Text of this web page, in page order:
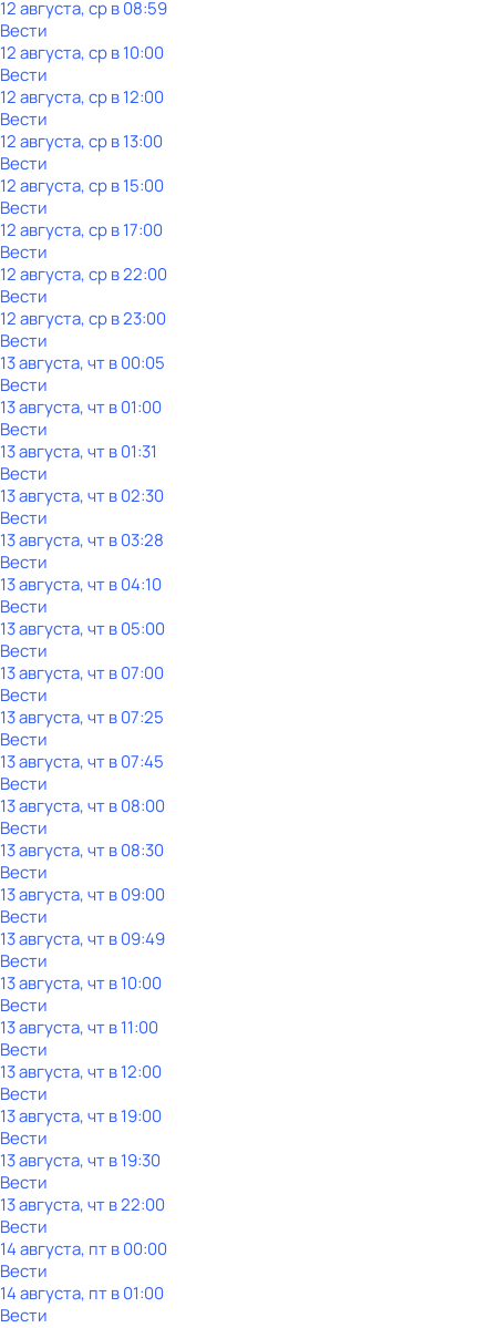
12 августа, ср в 08:59
Вести
12 августа, ср в 10:00
Вести
12 августа, ср в 12:00
Вести
12 августа, ср в 13:00
Вести
12 августа, ср в 15:00
Вести
12 августа, ср в 17:00
Вести
12 августа, ср в 22:00
Вести
12 августа, ср в 23:00
Вести
13 августа, чт в 00:05
Вести
13 августа, чт в 01:00
Вести
13 августа, чт в 01:31
Вести
13 августа, чт в 02:30
Вести
13 августа, чт в 03:28
Вести
13 августа, чт в 04:10
Вести
13 августа, чт в 05:00
Вести
13 августа, чт в 07:00
Вести
13 августа, чт в 07:25
Вести
13 августа, чт в 07:45
Вести
13 августа, чт в 08:00
Вести
13 августа, чт в 08:30
Вести
13 августа, чт в 09:00
Вести
13 августа, чт в 09:49
Вести
13 августа, чт в 10:00
Вести
13 августа, чт в 11:00
Вести
13 августа, чт в 12:00
Вести
13 августа, чт в 19:00
Вести
13 августа, чт в 19:30
Вести
13 августа, чт в 22:00
Вести
14 августа, пт в 00:00
Вести
14 августа, пт в 01:00
Вести